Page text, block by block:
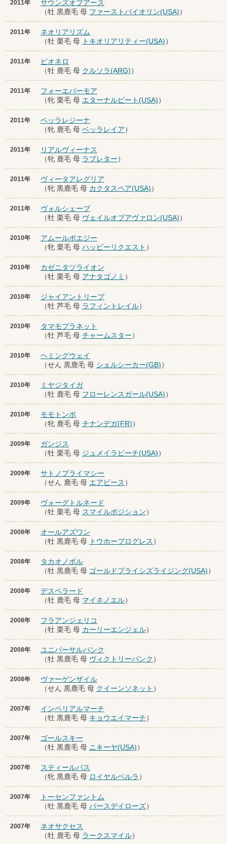
2011年
サウンズオブアース
（牡 黒鹿毛 母 ファーストバイオリン(USA)）
2011年
ネオリアリズム
（牡 栗毛 母 トキオリアリティー(USA)）
2011年
ピオネロ
（牡 鹿毛 母 クルソラ(ARG)）
2011年
フォーエバーモア
（牝 栗毛 母 エターナルビート(USA)）
2011年
ベッラレジーナ
（牝 鹿毛 母 ベッラレイア）
2011年
リアルヴィーナス
（牝 鹿毛 母 ラブレター）
2011年
ヴィータアレグリア
（牝 黒鹿毛 母 カクタスペア(USA)）
2011年
ヴォルシェーブ
（牡 栗毛 母 ヴェイルオブアヴァロン(USA)）
2010年
アムールポエジー
（牝 栗毛 母 ハッピーリクエスト ）
2010年
カゼニタツライオン
（牡 栗毛 母 アナタゴノミ ）
2010年
ジャイアントリープ
（牡 芦毛 母 ラフィントレイル）
2010年
タマモプラネット
（牡 芦毛 母 チャームスター）
2010年
ヘミングウェイ
（せん 黒鹿毛 母 シェルシーカー(GB)）
2010年
ミヤジタイガ
（牡 鹿毛 母 フローレンスガール(USA)）
2010年
モモトンボ
（牝 鹿毛 母 チナンデガ(FR)）
2009年
ガンジス
（牡 栗毛 母 ジュメイラビーチ(USA)）
2009年
サトノプライマシー
（せん 鹿毛 母 エアピース ）
2009年
ヴォーグトルネード
（牡 栗毛 母 スマイルポジション）
2008年
オールアズワン
（牡 黒鹿毛 母 トウホープログレス ）
2008年
タカオノボル
（牡 黒鹿毛 母 ゴールドプライシズライジング(USA)）
2008年
デスペラード
（牡 鹿毛 母 マイネノエル）
2008年
フラアンジェリコ
（牡 栗毛 母 カーリーエンジェル）
2008年
ユニバーサルバンク
（牡 黒鹿毛 母 ヴィクトリーバンク ）
2008年
ヴァーゲンザイル
（せん 黒鹿毛 母 クイーンソネット ）
2007年
インペリアルマーチ
（牡 黒鹿毛 母 キョウエイマーチ）
2007年
ゴールスキー
（牡 黒鹿毛 母 ニキーヤ(USA)）
2007年
スティールパス
（牝 黒鹿毛 母 ロイヤルペルラ ）
2007年
トーセンファントム
（牡 黒鹿毛 母 バースデイローズ）
2007年
ネオサクセス
（牡 鹿毛 母 ラークスマイル）